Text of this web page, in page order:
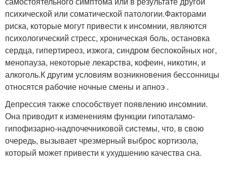
психической или соматической патологии.Факторами
риска, которые могут привести к инсомнии, являются
психологический стресс, хроническая боль, остановка
сердца, гипертиреоз, изжога, синдром беспокойных ног,
менопауза, некоторые лекарства, кофеин, никотин, и
алкоголь.К другим условиям возникновения бессонницы
относятся рабочие ночные смены и апноэ .
Депрессия также способствует появлению инсомнии.
Она приводит к изменениям функции гипоталамо-
гипофизарно-надпочечниковой системы, что, в свою
очередь, вызывает чрезмерный выброс кортизола,
который может привести к ухудшению качества сна.